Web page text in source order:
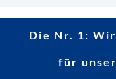
Die Nr. 1:
für